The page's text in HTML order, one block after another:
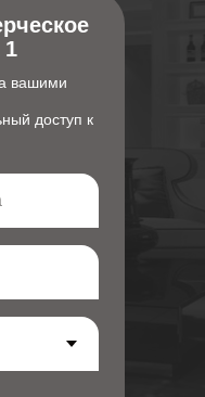
1
вашими
доступ к